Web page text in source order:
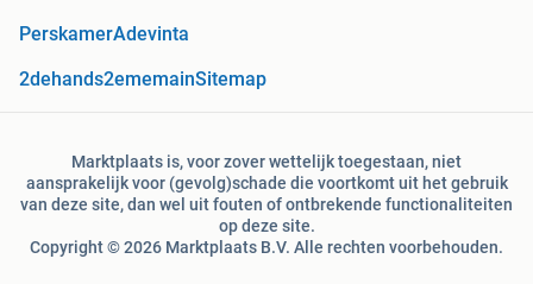
PerskamerAdevinta
2dehands2ememainSitemap
Marktplaats is, voor zover wettelijk toegestaan, niet
aansprakelijk voor (gevolg)schade die voortkomt uit het gebruik
van deze site, dan wel uit fouten of ontbrekende functionaliteiten
op deze site.
Copyright © 2026 Marktplaats B.V. Alle rechten voorbehouden.